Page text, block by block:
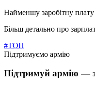
Найменшу заробітну
Більш детально про
#ТОП
Підтримуємо армію
Підтримуй армію —